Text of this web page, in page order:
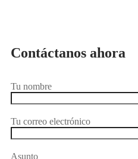
Contáctanos ahora
Tu nombre
Tu correo electrónico
Asunto